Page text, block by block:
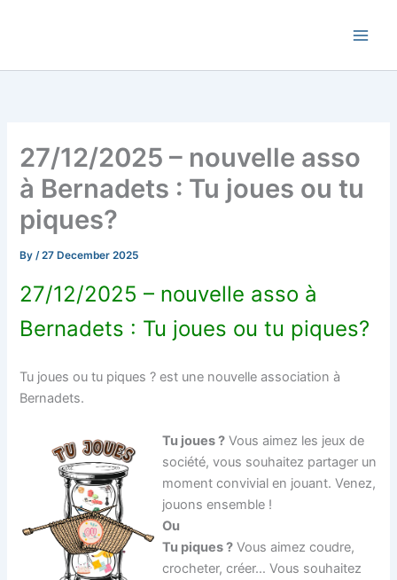
27/12/2025 – nouvelle asso
à Bernadets : Tu joues ou tu
piques?
By/27 December 2025
27/12/2025 – nouvelle asso à
Bernadets : Tu joues ou tu piques?
Tu joues ou tu piques ? est une nouvelle association à
Bernadets.
Tu joues ? Vous aimez les jeux de
société, vous souhaitez partager un
moment convivial en jouant. Venez,
jouons ensemble !
Ou
Tu piques ? Vous aimez coudre,
crocheter, créer… Vous souhaitez